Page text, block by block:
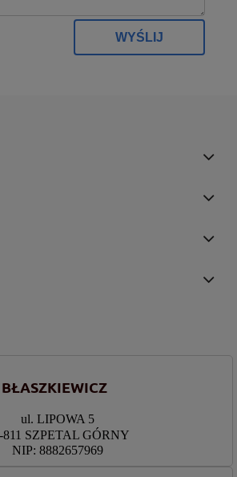
WYŚLIJ
ul. LIPOWA 5
811 SZPETAL GÓRNY
NIP: 8882657969